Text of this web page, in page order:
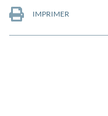
IMPRIMER